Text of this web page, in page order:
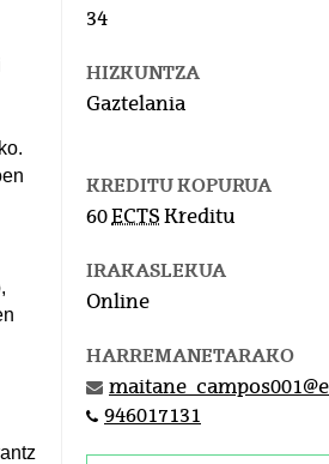
34
HIZKUNTZA
Gaztelania
KREDITU KOPURUA
60ECTS Kreditu
IRAKASLEKUA
Online
HARREMANETARAKO
946017131